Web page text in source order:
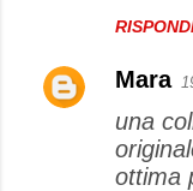
Mara
una
ottima